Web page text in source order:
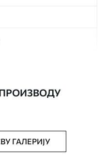
нежно очистити меким
са завршном
ГАЛЕРИЈУ